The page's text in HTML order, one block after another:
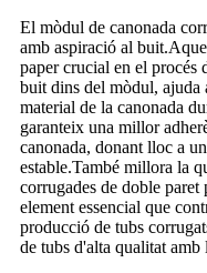
El mòdul de canonada
amb aspiració al
paper crucial en el procés
buit dins del mòdul, ajuda
material de la canonada
garanteix una millor
canonada, donant lloc a
estable.També millora la
corrugades de doble
element essencial que
producció de tubs
de tubs d'alta qualitat amb